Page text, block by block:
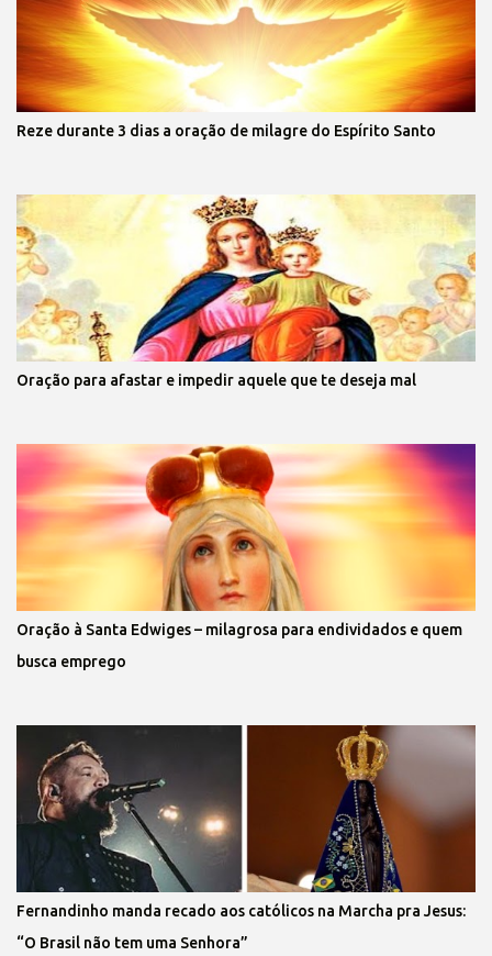
Reze durante 3 dias a oração de milagre do Espírito Santo
Oração para afastar e impedir aquele que te deseja mal
Oração à Santa Edwiges – milagrosa para endividados e quem
busca emprego
Fernandinho manda recado aos católicos na Marcha pra Jesus:
“O Brasil não tem uma Senhora”